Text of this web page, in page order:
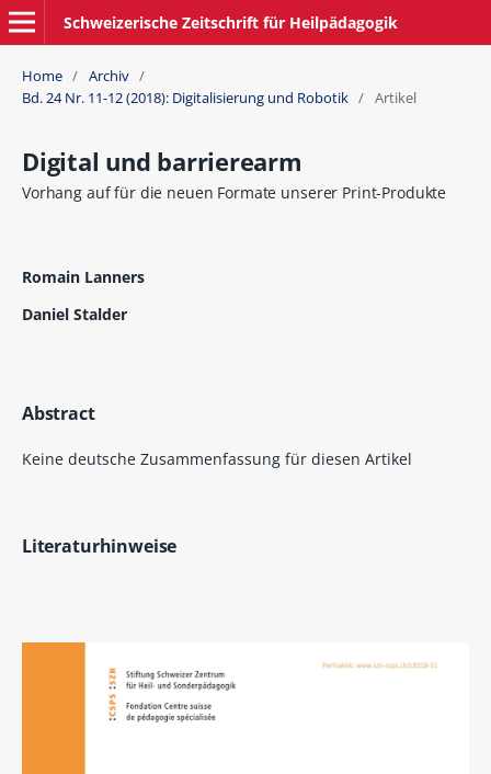
Schweizerische Zeitschrift für Heilpädagogik
Home / Archiv /
Bd. 24 Nr. 11-12 (2018): Digitalisierung und Robotik / Artikel
Digital und barrierearm
Vorhang auf für die neuen Formate unserer Print-Produkte
Romain Lanners
Daniel Stalder
Abstract
Keine deutsche Zusammenfassung für diesen Artikel
Literaturhinweise